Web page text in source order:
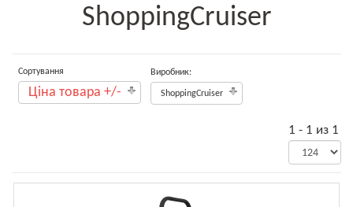
ShoppingCruiser
Сортування
Ціна товара +/-
Виробник:
ShoppingCruiser
1 - 1 из 1